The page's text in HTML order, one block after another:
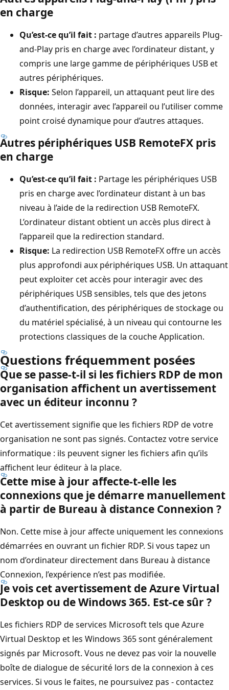
en charge
Qu’est-ce qu’il fait : partage d’autres appareils Plug-
and-Play pris en charge avec l’ordinateur distant, y
compris une large gamme de périphériques USB et
autres périphériques.
Risque: Selon l’appareil, un attaquant peut lire des
données, interagir avec l’appareil ou l’utiliser comme
point croisé dynamique pour d’autres attaques.
Autres périphériques USB RemoteFX pris
en charge
Qu’est-ce qu’il fait : Partage les périphériques USB
pris en charge avec l’ordinateur distant à un bas
niveau à l’aide de la redirection USB RemoteFX.
L’ordinateur distant obtient un accès plus direct à
l’appareil que la redirection standard.
Risque: La redirection USB RemoteFX offre un accès
plus approfondi aux périphériques USB. Un attaquant
peut exploiter cet accès pour interagir avec des
périphériques USB sensibles, tels que des jetons
d’authentification, des périphériques de stockage ou
du matériel spécialisé, à un niveau qui contourne les
protections classiques de la couche Application.
Questions fréquemment posées
Que se passe-t-il si les fichiers RDP de mon
organisation affichent un avertissement
avec un éditeur inconnu ?
Cet avertissement signifie que les fichiers RDP de votre
organisation ne sont pas signés. Contactez votre service
informatique : ils peuvent signer les fichiers afin qu’ils
affichent leur éditeur à la place.
Cette mise à jour affecte-t-elle les
connexions que je démarre manuellement
à partir de Bureau à distance Connexion ?
Non. Cette mise à jour affecte uniquement les connexions
démarrées en ouvrant un fichier RDP. Si vous tapez un
nom d’ordinateur directement dans Bureau à distance
Connexion, l’expérience n’est pas modifiée.
Je vois cet avertissement de Azure Virtual
Desktop ou de Windows 365. Est-ce sûr ?
Les fichiers RDP de services Microsoft tels que Azure
Virtual Desktop et les Windows 365 sont généralement
signés par Microsoft. Vous ne devez pas voir la nouvelle
boîte de dialogue de sécurité lors de la connexion à ces
services. Si vous le faites, ne poursuivez pas - contactez